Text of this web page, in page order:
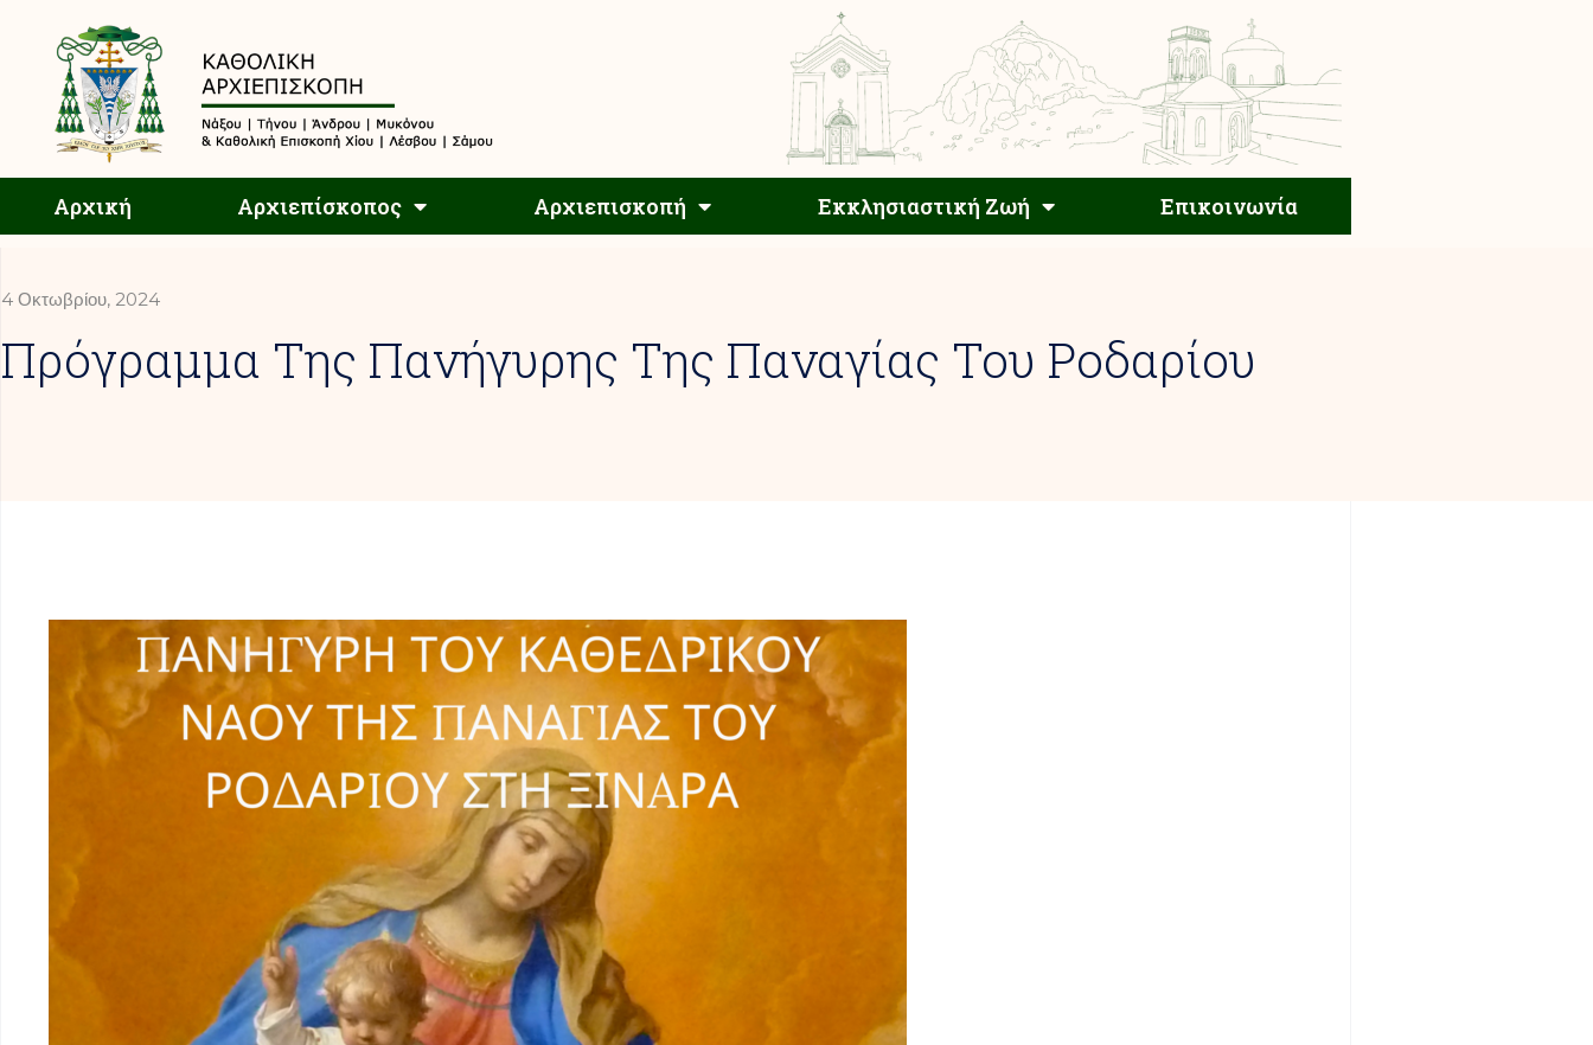
Αρχική Αρχιεπίσκοπος Αρχιεπισκοπή Εκκλησιαστική Ζωή Επικοινωνία
Αρχιεπισκοπή Εκκλησιαστική Ζωή Επικοινωνία
4 Οκτωβρίου, 2024
Πρόγραμμα Της Πανήγυρης Της Παναγίας Του Ροδαρίου